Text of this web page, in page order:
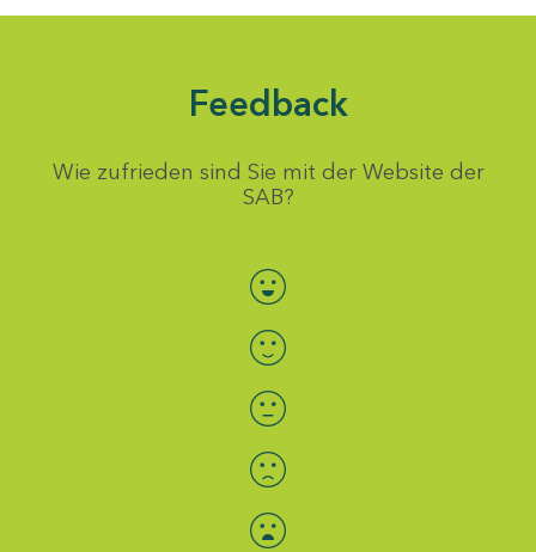
Feedback
Wie zufrieden sind Sie mit der Website der
SAB?
Bewertung auswählen